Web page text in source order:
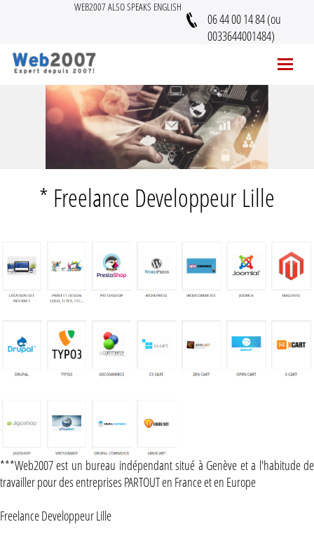
WEB2007 ALSO SPEAKS ENGLISH
06 44 00 14 84 (ou
0033644001484)
* Freelance Developpeur Lille
***Web2007 est un bureau indépendant situé à Genève et a l'habitude de
travailler pour des entreprises PARTOUT en France et en Europe
Freelance Developpeur Lille